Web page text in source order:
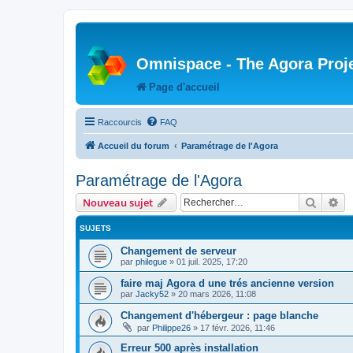
Omnispace - The Agora
Page d'accueil
Raccourcis FAQ
Accueil du forum Paramétrage de l'Agora
Paramétrage de l'Agora
Nouveau sujet
SUJETS
Changement de serveur
par philegue » 01 juil. 2025, 17:20
faire maj Agora d une trés ancienne version
par Jacky52 » 20 mars 2026, 11:08
Changement d'hébergeur : page blanche
par Philippe26 » 17 févr. 2026, 11:46
Erreur 500 après installation